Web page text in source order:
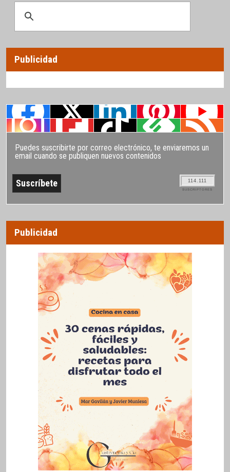
Publicidad
Puedes suscribirte por correo electrónico, te enviaremos un
email cuando se publiquen nuevos contenidos
114.111
SUSCRIPTORES
Publicidad